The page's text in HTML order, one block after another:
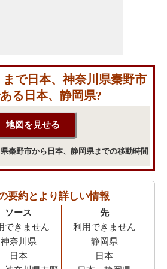
まで日本、神奈川県秦野市
る日本、静岡県?
秦野市から日本、静岡県までの移動時間
要約とより詳しい情報
ソース
できません
神奈川県
日本
先
利用できません
静岡県
日本